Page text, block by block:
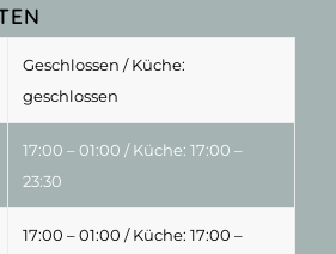
Geschlossen / Küche:
geschlossen
17:00 – 01:00 / Küche: 17:00 –
23:30
17:00 – 01:00 / Küche: 17:00 –